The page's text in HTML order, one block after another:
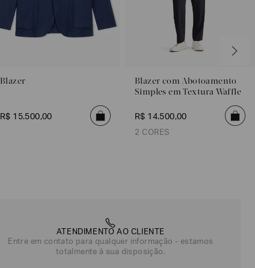
Blazer
R$ 15.500,00
Blazer com Abotoamento
Simples em Textura Waffle
R$ 14.500,00
2 CORES
ATENDIMENTO AO CLIENTE
Entre em contato para qualquer informação - estamos
totalmente à sua disposição.